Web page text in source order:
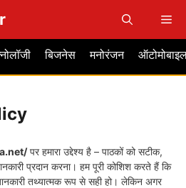
बिजनेस मनोरंजन
पर हमारा उद्देश्य है – पाठकों को सटीक,
प्रदान करना। हम पूरी कोशिश करते हैं कि
तथ्यात्मक रूप से सही हो। लेकिन अगर